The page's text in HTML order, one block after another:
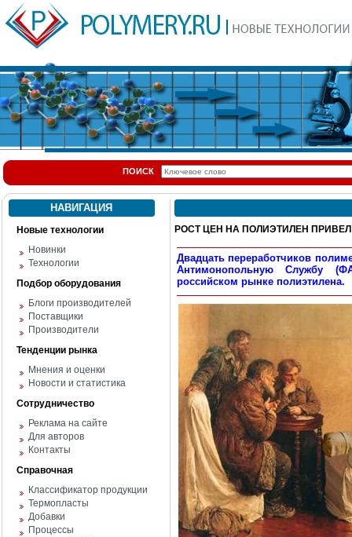
ПОИСК
НАВИГАЦИЯ
Новые технологии
Новинки
Технологии
Подбор оборудования
Блоги производителей
Поставщики
Производители
Тенденции рынка
Мнения и оценки
Новости и статистика
Сотрудничество
Реклама на сайте
Для авторов
Контакты
Справочная
Классификатор продукции
Термопласты
Добавки
Процессы
РОСТ ЦЕН НА ПОЛИЭТИЛЕН
Двадцать переработчиков
Антимонопольную Службу
российском рынке полиэтилена.